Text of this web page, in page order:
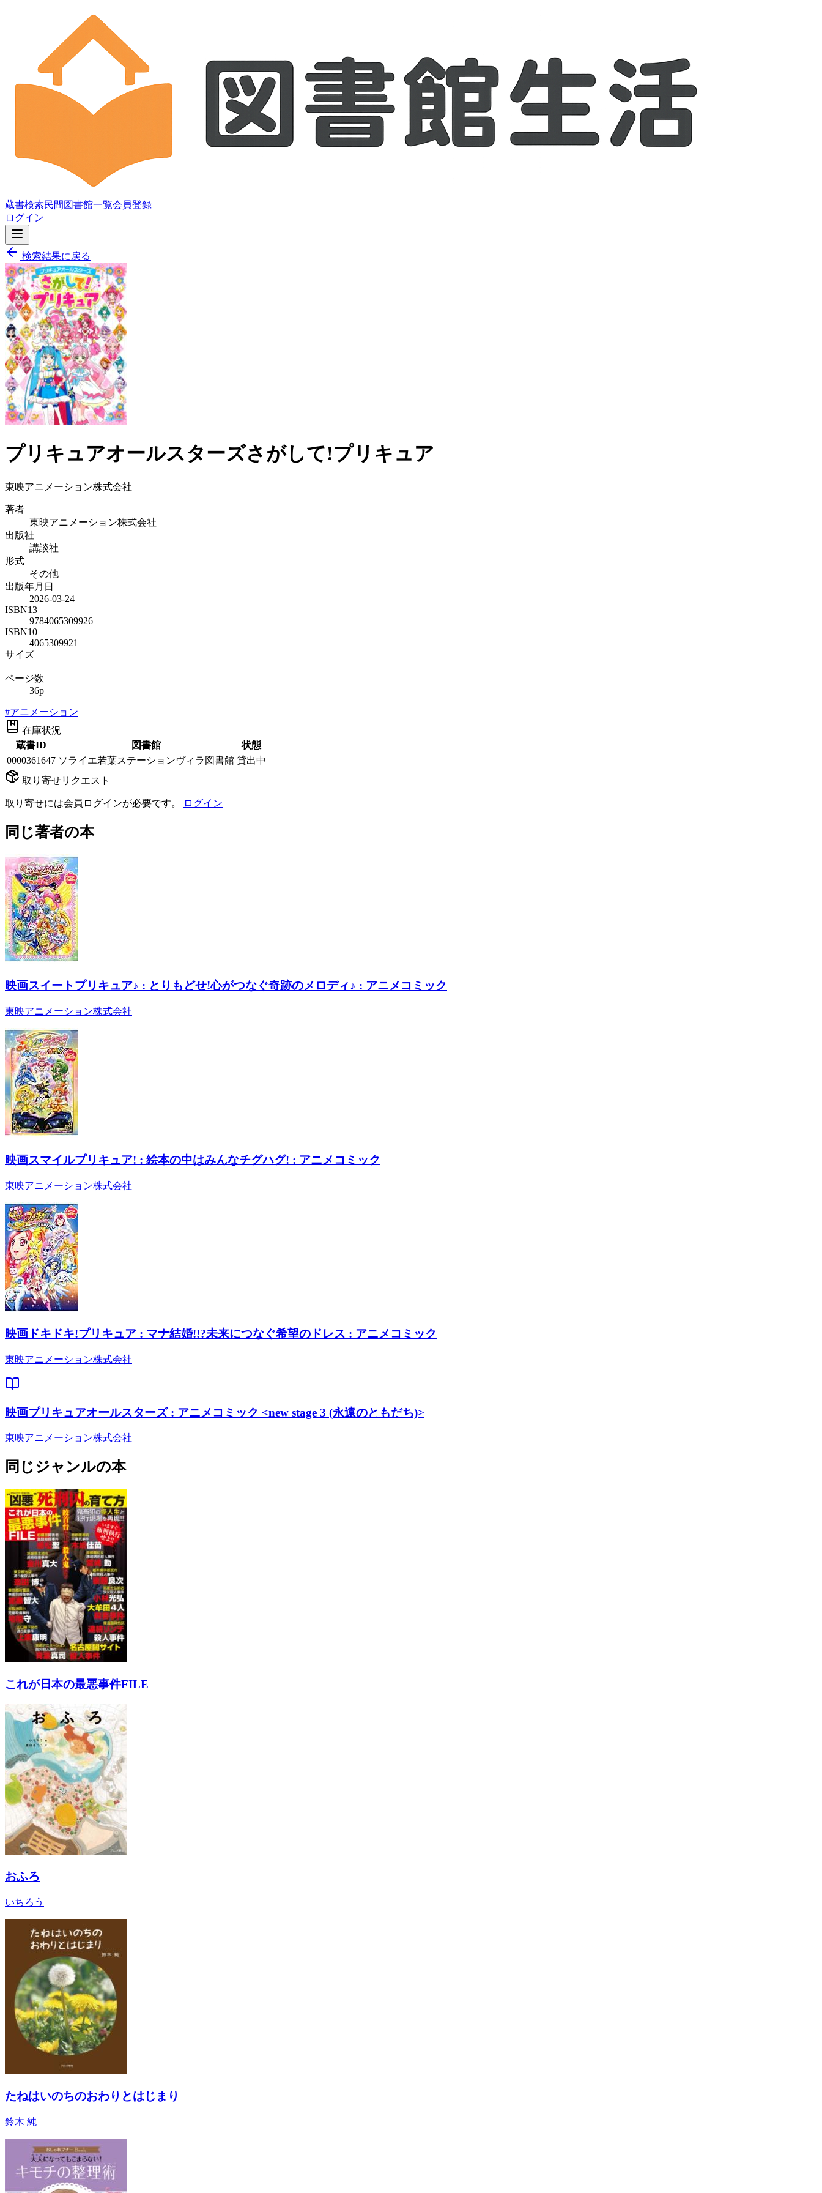
蔵書検索民間図書館一覧会員登録
ログイン
検索結果に戻る
プリキュアオールスターズさがして!プリキュア
東映アニメーション株式会社
著者
東映アニメーション株式会社
出版社
講談社
形式
その他
出版年月日
2026-03-24
ISBN13
9784065309926
ISBN10
4065309921
サイズ
—
ページ数
36p
#アニメーション
在庫状況
蔵書ID
図書館
状態
0000361647 ソライエ若葉ステーションヴィラ図書館 貸出中
取り寄せリクエスト
取り寄せには会員ログインが必要です。 ログイン
同じ著者の本
映画スイートプリキュア♪ : とりもどせ!心がつなぐ奇跡のメロディ♪ : アニメコミック
東映アニメーション株式会社
映画スマイルプリキュア! : 絵本の中はみんなチグハグ! : アニメコミック
東映アニメーション株式会社
映画ドキドキ!プリキュア : マナ結婚!!?未来につなぐ希望のドレス : アニメコミック
東映アニメーション株式会社
映画プリキュアオールスターズ : アニメコミック <new stage 3 (永遠のともだち)>
東映アニメーション株式会社
同じジャンルの本
これが日本の最悪事件FILE
おふろ
いちろう
たねはいのちのおわりとはじまり
鈴木 純